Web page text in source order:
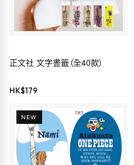
正文社 文字書籤（全40款）
HK$179
NEW